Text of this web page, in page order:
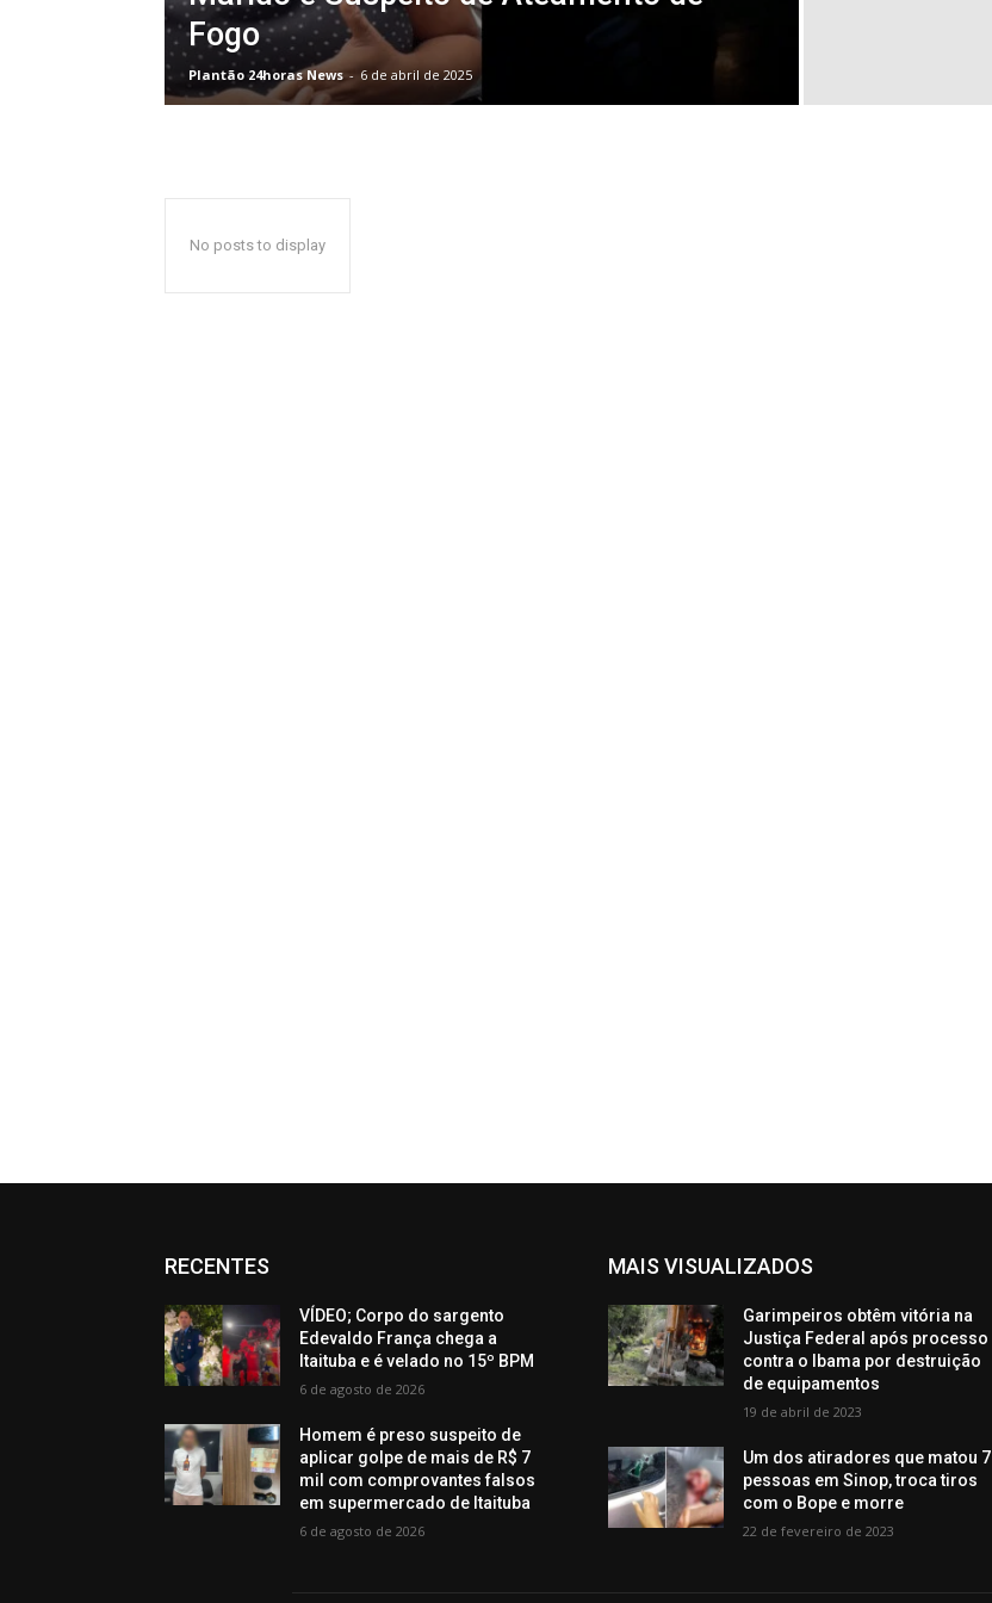
Fogo
Plantão 24horas News - 6 de abril de 2025
No posts to display
RECENTES
VÍDEO; Corpo do sargento
Edevaldo França chega a
Itaituba e é velado no 15º BPM
6 de agosto de 2026
Homem é preso suspeito de
aplicar golpe de mais de R$ 7
mil com comprovantes falsos
em supermercado de Itaituba
6 de agosto de 2026
MAIS VISUALIZADOS
Garimpeiros obtêm vitória na
Justiça Federal após processo
contra o Ibama por destruição
de equipamentos
19 de abril de 2023
Um dos atiradores que matou 7
pessoas em Sinop, troca tiros
com o Bope e morre
22 de fevereiro de 2023